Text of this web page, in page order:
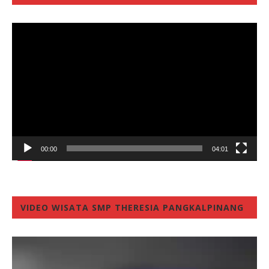
00:00 04:01
VIDEO WISATA SMP THERESIA PANGKALPINANG